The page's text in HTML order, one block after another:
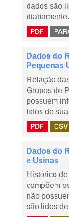
dados são
diariamente.
PDF
Dados do
Pequenas
Relação
Grupos de
possuem
lidos de
PDF CSV
Dados do
e Usinas
Histórico
compõem
não
são lidos